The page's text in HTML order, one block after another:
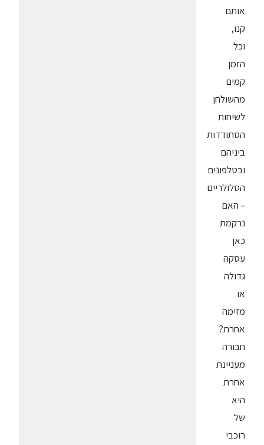
אותם
קנו,
וכל
הזמן
קמים
מהשולחן
לשיחות
הסתודדות
ביניהם
ובטלפונים
הסלולריים
– האם
נרקמת
כאן
עסקה
גדולה
או
מזימה
אחרת?
חבורה
מעניינת
אחרת
היא
של
רוכבי